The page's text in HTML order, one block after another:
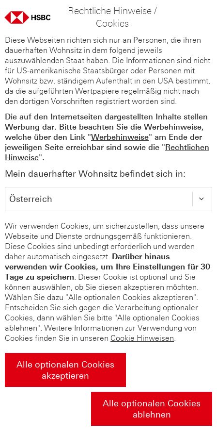
Rechtliche Hinweise /
Cookies
Diese Webseiten richten sich nur an Personen, die ihren
dauerhaften Wohnsitz in dem folgend jeweils
auszuwählenden Staat haben. Die Informationen sind nicht
für US-amerikanische Staatsbürger oder Personen mit
Wohnsitz bzw. ständigem Aufenthalt in den USA bestimmt,
da die aufgeführten Wertpapiere regelmäßig nicht nach
den dortigen Vorschriften registriert worden sind.
Die auf den Internetseiten dargestellten Inhalte stellen
Werbung dar. Bitte beachten Sie die Werbehinweise,
welche über den Link "Werbehinweise" am Ende der
jeweiligen Seite erreichbar sind sowie die "Rechtlichen
Hinweise".
Mein dauerhafter Wohnsitz befindet sich in:
Wir verwenden Cookies, um sicherzustellen, dass unsere
Webseite und Dienste ordnungsgemäß funktionieren.
Diese Cookies sind unbedingt erforderlich und werden
daher automatisch eingesetzt. Darüber hinaus
verwenden wir Cookies, um Ihre Einstellungen für 30
Tage zu speichern. Dieser Cookie ist optional und Sie
können auswählen, ob Sie diesen akzeptieren möchten.
Wählen Sie dazu "Alle optionalen Cookies akzeptieren".
Entscheiden Sie sich gegen die Verarbeitung optionaler
Cookies, dann wählen Sie bitte "Alle optionalen Cookies
ablehnen". Weitere Informationen zur Verwendung von
Cookies finden Sie in unseren Cookie Hinweisen.
Alle optionalen Cookies
akzeptieren
Alle optionalen Cookies
ablehnen